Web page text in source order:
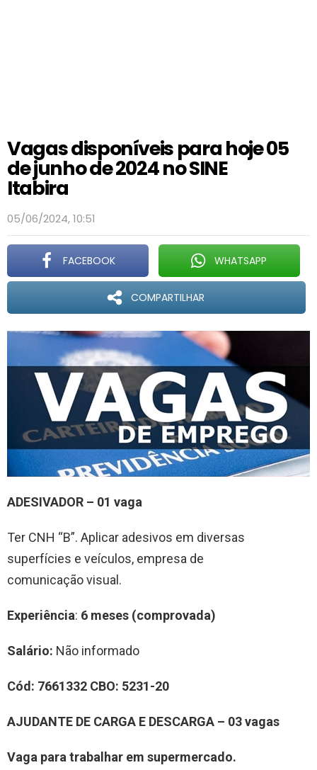
Vagas disponíveis para hoje 05
de junho de 2024 no SINE
Itabira
05/06/2024, 10:51
FACEBOOK WHATSAPP
COMPARTILHAR
ADESIVADOR – 01 vaga
Ter CNH “B”. Aplicar adesivos em diversas
superfícies e veículos, empresa de
comunicação visual.
Experiência: 6 meses (comprovada)
Salário: Não informado
Cód: 7661332 CBO: 5231-20
AJUDANTE DE CARGA E DESCARGA – 03vagas
Vaga para trabalhar em supermercado.